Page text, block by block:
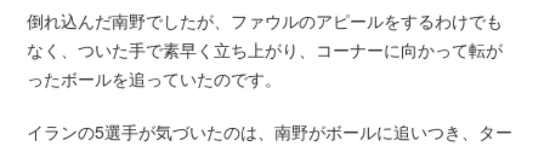
倒れ込んだ南野でしたが、ファウルのアピールをするわけでも
なく、ついた手で素早く立ち上がり、コーナーに向かって転が
ったボールを追っていたのです。
イランの5選手が気づいたのは、南野がボールに追いつき、ター